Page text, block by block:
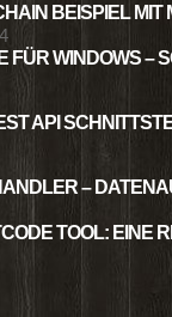
BEISPIEL MIT
FÜR WINDOWS –
API
–
TOOL: EINE